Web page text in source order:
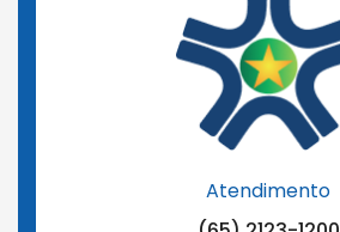
Atendimento